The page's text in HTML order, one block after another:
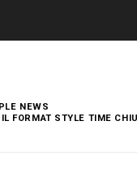
NEWS
FORMAT STYLE TIME